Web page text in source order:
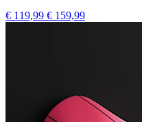
€ 119,99 € 159,99